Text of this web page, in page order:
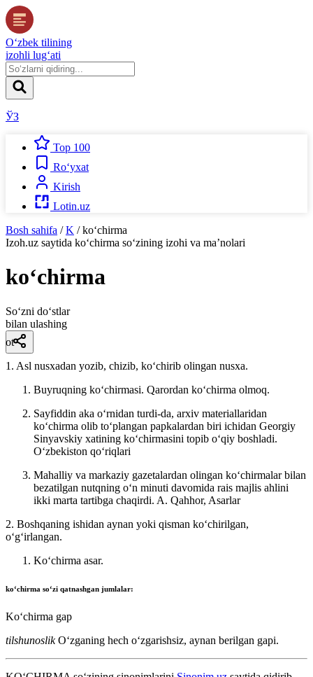
O‘zbek tilining
izohli lug‘ati
ЎЗ
Top 100
Ro‘yxat
Kirish
Lotin.uz
Bosh sahifa / K / ko‘chirma
Izoh.uz saytida ko‘chirma so‘zining izohi va ma’nolari
ko‘chirma
So‘zni do‘stlar
bilan ulashing
ot
1. Asl nusxadan yozib, chizib, koʻchirib olingan nusxa.
Buyruqning koʻchirmasi. Qarordan koʻchirma olmoq.
Sayfiddin aka oʻrnidan turdi-da, arxiv materiallaridan
koʻchirma olib toʻplangan papkalardan biri ichidan Georgiy
Sinyavskiy xatining koʻchirmasini topib oʻqiy boshladi.
Oʻzbekiston qoʻriqlari
Mahalliy va markaziy gazetalardan olingan koʻchirmalar bilan
bezatilgan nutqning oʻn minuti davomida rais majlis ahlini
ikki marta tartibga chaqirdi. A. Qahhor, Asarlar
2. Boshqaning ishidan aynan yoki qisman koʻchirilgan,
oʻgʻirlangan.
Koʻchirma asar.
ko‘chirma soʻzi qatnashgan jumlalar:
Koʻchirma gap
tilshunoslikOʻzganing hech oʻzgarishsiz, aynan berilgan gapi.